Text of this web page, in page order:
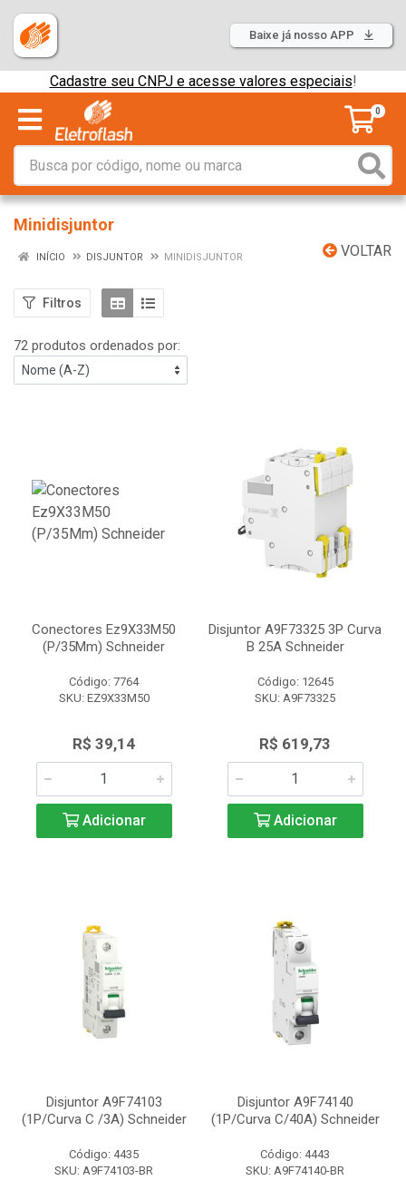
Baixe já nosso APP
Cadastre seu CNPJ e acesse valores especiais!
0
Minidisjuntor
VOLTAR
INÍCIO DISJUNTOR MINIDISJUNTOR
Filtros
72 produtos ordenados por:
Conectores Ez9X33M50
(P/35Mm) Schneider
Código: 7764
SKU: EZ9X33M50
R$ 39,14
Adicionar
Disjuntor A9F73325 3P Curva
B 25A Schneider
Código: 12645
SKU: A9F73325
R$ 619,73
Adicionar
Disjuntor A9F74103
(1P/Curva C /3A) Schneider
Código: 4435
SKU: A9F74103-BR
Disjuntor A9F74140
(1P/Curva C/40A) Schneider
Código: 4443
SKU: A9F74140-BR